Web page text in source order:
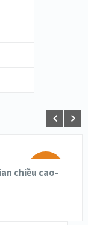
SALE!
chiều cao-